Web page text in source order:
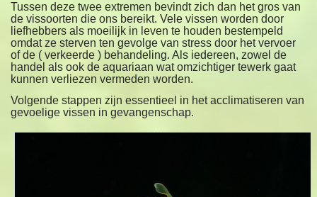
Tussen deze twee extremen bevindt zich dan het gros van
de vissoorten die ons bereikt. Vele vissen worden door
liefhebbers als moeilijk in leven te houden bestempeld
omdat ze sterven ten gevolge van stress door het vervoer
of de ( verkeerde ) behandeling. Als iedereen, zowel de
handel als ook de aquariaan wat omzichtiger tewerk gaat
kunnen verliezen vermeden worden.
Volgende stappen zijn essentieel in het acclimatiseren van
gevoelige vissen in gevangenschap.